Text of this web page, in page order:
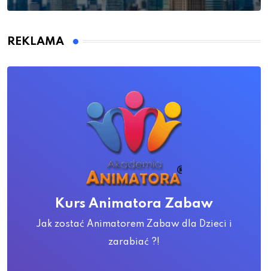
REKLAMA
Kurs Animatora Zabaw
Jak zostać Animatorem Zabaw dla Dzieci i
zarabiać ?!